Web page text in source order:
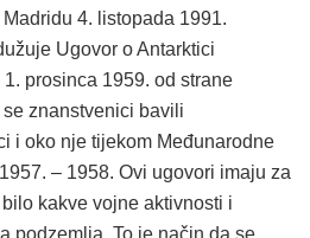
4. listopada 1991.
Ugovor o Antarktici
prosinca 1959. od strane
znanstvenici bavili
i oko nje tijekom Međunarodne
– 1958. Ovi ugovori imaju za
kakve vojne aktivnosti i